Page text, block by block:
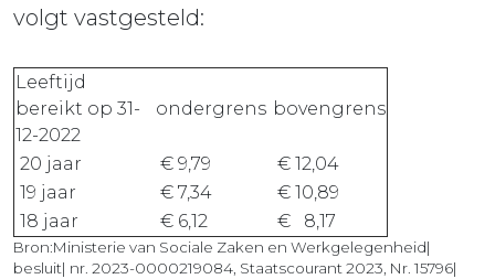
volgt vastgesteld:
Leeftijd
bereikt op 31-
12-2022
ondergrens bovengrens
20 jaar € 9,79
€ 12,04
19 jaar
€ 7,34
€ 10,89
18 jaar
€ 6,12 € 8,17
Bron:Ministerie van Sociale Zaken en Werkgelegenheid|
besluit| nr. 2023-0000219084, Staatscourant 2023, Nr. 15796|